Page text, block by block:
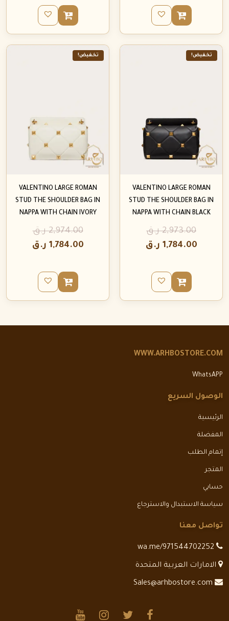
تخفيض!
VALENTINO LARGE ROMAN
STUD THE SHOULDER BAG IN
NAPPA WITH CHAIN BLACK
2,973.00 ر.ق
1,784.00 ر.ق
تخفيض!
VALENTINO LARGE ROMAN
STUD THE SHOULDER BAG IN
NAPPA WITH CHAIN IVORY
2,974.00 ر.ق
1,784.00 ر.ق
WWW.ARHBOSTORE.COM
WhatsAPP
الوصول السريع
الرئيسية
المفضلة
إتمام الطلب
المتجر
حسابي
سياسة الاستبدال والاسترجاع
تواصل معنا
الامارات العربية المتحدة